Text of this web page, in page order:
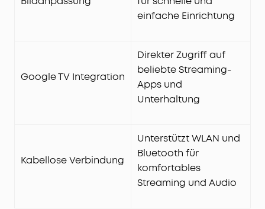
einfache Einrichtung
Google TV Integration
Direkter Zugriff auf
beliebte Streaming-
Apps und
Unterhaltung
Kabellose Verbindung
Unterstützt WLAN und
Bluetooth für
komfortables
Streaming und Audio